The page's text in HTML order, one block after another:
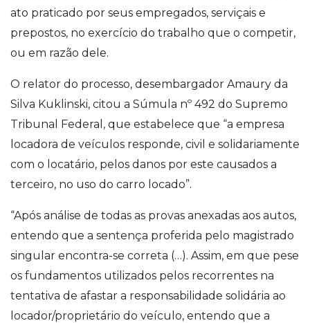
ato praticado por seus empregados, serviçais e
prepostos, no exercício do trabalho que o competir,
ou em razão dele.
O relator do processo, desembargador Amaury da
Silva Kuklinski, citou a Súmula nº 492 do Supremo
Tribunal Federal, que estabelece que “a empresa
locadora de veículos responde, civil e solidariamente
com o locatário, pelos danos por este causados a
terceiro, no uso do carro locado”.
“Após análise de todas as provas anexadas aos autos,
entendo que a sentença proferida pelo magistrado
singular encontra-se correta (…). Assim, em que pese
os fundamentos utilizados pelos recorrentes na
tentativa de afastar a responsabilidade solidária ao
locador/proprietário do veículo, entendo que a